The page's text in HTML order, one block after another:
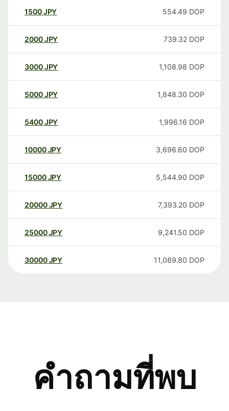
1500JPY 554.49 DOP
2000JPY 739.32 DOP
3000JPY 1,108.98 DOP
5000JPY 1,848.30 DOP
5400JPY 1,996.16 DOP
10000 JPY 3,696.60 DOP
15000 JPY 5,544.90 DOP
20000 JPY 7,393.20 DOP
25000 JPY 9,241.50 DOP
30000 JPY 11,089.80 DOP
คำถามที่พบ